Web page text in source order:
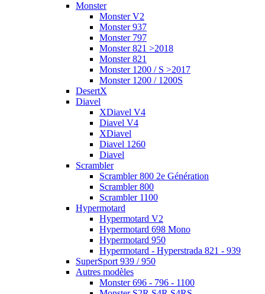
Monster
Monster V2
Monster 937
Monster 797
Monster 821 >2018
Monster 821
Monster 1200 / S >2017
Monster 1200 / 1200S
DesertX
Diavel
XDiavel V4
Diavel V4
XDiavel
Diavel 1260
Diavel
Scrambler
Scrambler 800 2e Génération
Scrambler 800
Scrambler 1100
Hypermotard
Hypermotard V2
Hypermotard 698 Mono
Hypermotard 950
Hypermotard - Hyperstrada 821 - 939
SuperSport 939 / 950
Autres modèles
Monster 696 - 796 - 1100